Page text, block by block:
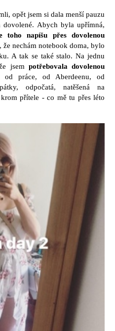
opět jsem si dala menší pauzu
Abych byla upřímná,
toho napíšu přes dovolenou
že nechám notebook doma, bylo
A tak se také stalo. Na jednu
jsem potřebovala dovolenou
práce, od Aberdeenu, od
odpočatá, natěšená na
přítele - co mě tu přes léto